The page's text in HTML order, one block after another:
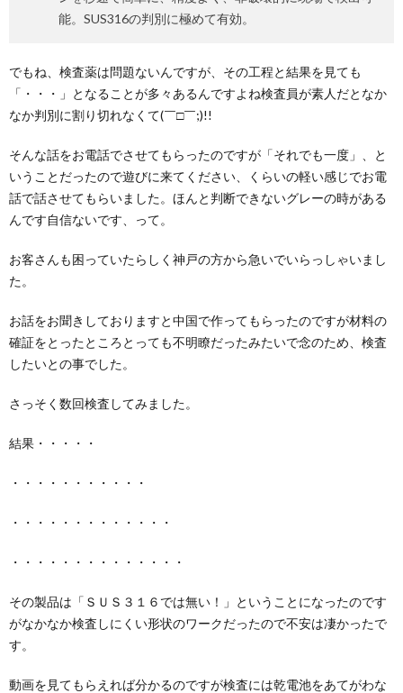
能。SUS316の判別に極めて有効。
でもね、検査薬は問題ないんですが、その工程と結果を見ても
「・・・」となることが多々あるんですよね検査員が素人だとなか
なか判別に割り切れなくて(￣□￣;)!!
そんな話をお電話でさせてもらったのですが「それでも一度」、と
いうことだったので遊びに来てください、くらいの軽い感じでお電
話で話させてもらいました。ほんと判断できないグレーの時がある
んです自信ないです、って。
お客さんも困っていたらしく神戸の方から急いでいらっしゃいまし
た。
お話をお聞きしておりますと中国で作ってもらったのですが材料の
確証をとったところとっても不明瞭だったみたいで念のため、検査
したいとの事でした。
さっそく数回検査してみました。
結果・・・・・
・・・・・・・・・・・
・・・・・・・・・・・・・
・・・・・・・・・・・・・・
その製品は「ＳＵＳ３１６では無い！」ということになったのです
がなかなか検査しにくい形状のワークだったので不安は凄かったで
す。
動画を見てもらえれば分かるのですが検査には乾電池をあてがわな